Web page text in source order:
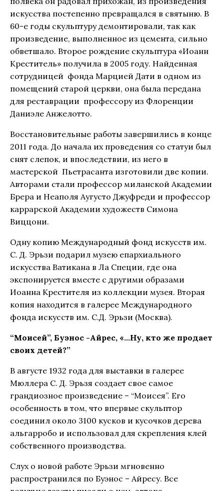
искусства постепенно превращался в святыню. В
60-е годы скульптуру демонтировали, так как
произведение, выполненное из цемента, сильно
обветшало. Второе рождение скульптура «Иоанн
Креститель» получила в 2005 году. Найденная
сотрудницей фонда Марцией Дати в одном из
помещений старой церкви, она была передана
для реставрации профессору из Флоренции
Даниэле Анжелотто.
Восстановительные работы завершились в конце
2011 года. До начала их проведения со статуи был
снят слепок, и впоследствии, из него в
мастерской Пьетрасанта изготовили две копии.
Авторами стали профессор миланской Академии
Брера и Неаполя Аугусто Джуфреди и профессор
каррарской Академии художеств Симона
Виццони.
Одну копию Международный фонд искусств им.
С. Д. Эрьзи подарил музею епархиального
искусства Ватикана в Ла Специи, где она
экспонируется вместе с другими образами
Иоанна Крестителя из коллекции музея. Вторая
копия находится в галерее Международного
фонда искусств им. С.Д. Эрьзи (Москва).
“Моисей”, Буэнос -Айрес, «…Ну, кто же продает
своих детей?”
В августе 1932 года для выставки в галерее
Мюллера С. Д. Эрьзя создает свое самое
грандиозное произведение – “Моисея”. Его
особенность в том, что впервые скульптор
соединил около 3100 кусков и кусочков дерева
альгарробо и использовал для скрепления клей
собственного производства.
Слух о новой работе Эрьзи мгновенно
распространился по Буэнос – Айресу. Все